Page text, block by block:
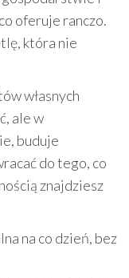
oferuje ranczo.
która nie
własnych
ale w
buduje
do tego, co
znajdziesz
na co dzień, bez